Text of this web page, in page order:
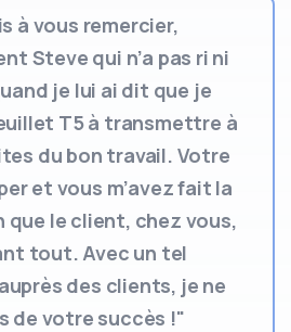
à vous remercier,
Steve qui n’a pas ri ni
je lui ai dit que je
T5 à transmettre à
du bon travail. Votre
et vous m’avez fait la
le client, chez vous,
tout. Avec un tel
des clients, je ne
de votre succès !"